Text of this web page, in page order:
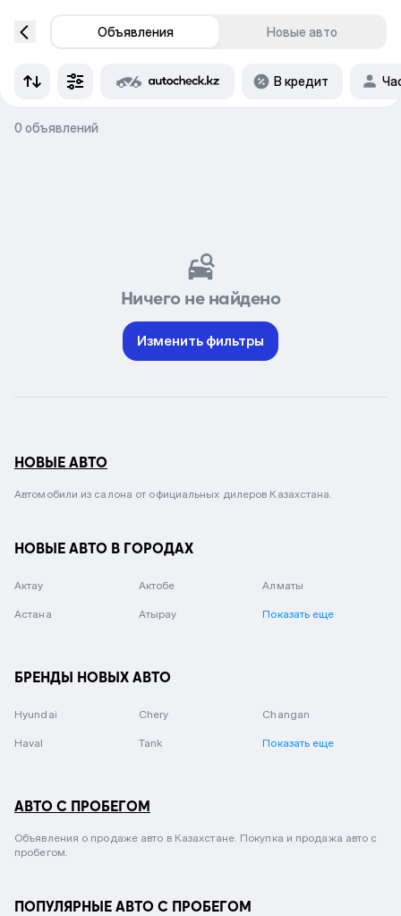
Объявления Новые авто
В кредит
0 объявлений
Ничего не найдено
Изменить фильтры
НОВЫЕ АВТО
Автомобили из салона от официальных дилеров Казахстана.
НОВЫЕ АВТО В ГОРОДАХ
Актау Актобе Алматы
Астана Атырау Показать еще
БРЕНДЫ НОВЫХ АВТО
Hyundai Chery Changan
Haval Tank Показать еще
АВТО С ПРОБЕГОМ
Объявления о продаже авто в Казахстане. Покупка и продажа авто с
пробегом.
ПОПУЛЯРНЫЕ АВТО С ПРОБЕГОМ